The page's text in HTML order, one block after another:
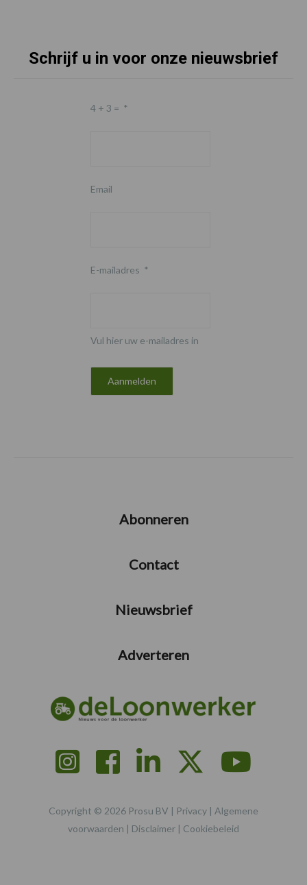
Schrijf u in voor onze nieuwsbrief
4 + 3 = *
Email
E-mailadres *
Vul hier uw e-mailadres in
Abonneren
Contact
Nieuwsbrief
Adverteren
Copyright © 2026 Prosu BV | Privacy | Algemene
voorwaarden | Disclaimer | Cookiebeleid